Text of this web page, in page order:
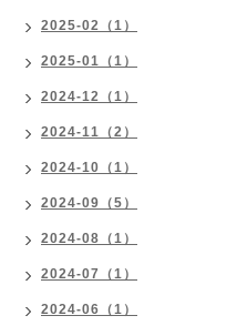
2025-02（1）
2025-01（1）
2024-12（1）
2024-11（2）
2024-10（1）
2024-09（5）
2024-08（1）
2024-07（1）
2024-06（1）